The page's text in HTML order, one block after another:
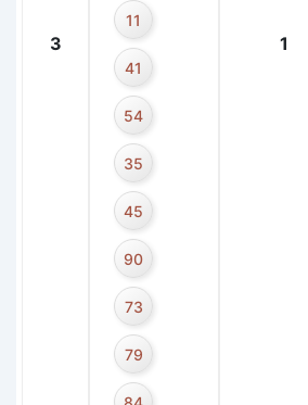
3
11
41
54
35
45
90
73
79
1